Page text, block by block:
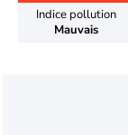
Indice pollution
Mauvais